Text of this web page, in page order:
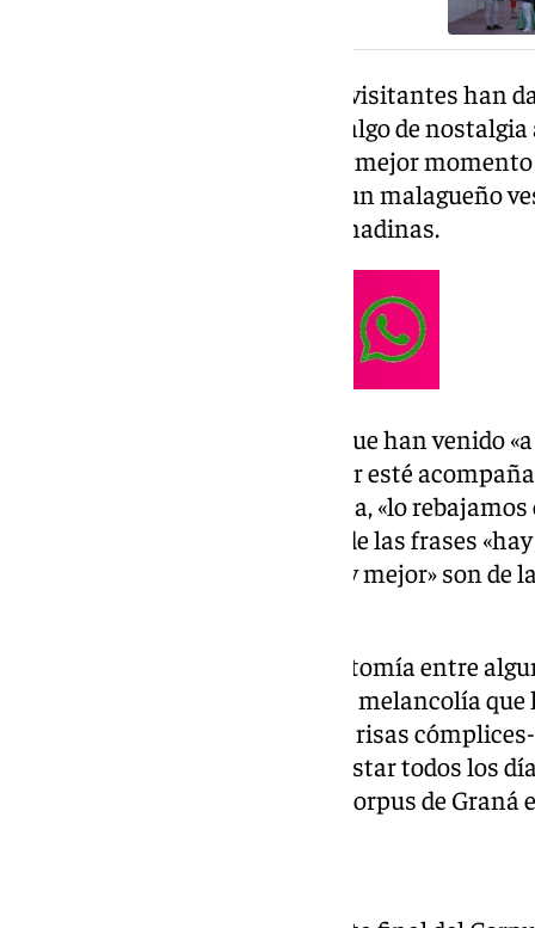
De este modo, los granadinos y visitantes han
de cansancio, ganas de fiesta y algo de
satisfacción de haber pasado el mejor
salir a vivir el Corpus», destaca un malagueño
querido perderse las fiestas granadinas.
Con él coinciden otros tantos, que han venido
con los amigos» aunque «la calor esté
tiene la solución a este problema, «lo
este punto, es el momento donde las frases
acaba» o «el año que viene más y mejor» son
Hay también una pequeña dicotomía entre
algunos sueltan con anticipada melancolía que
que vuelva» otros opinan -entre risas
bien que se acabe, no se puede estar todos los
la unánime opinión de que «el Corpus de Graná